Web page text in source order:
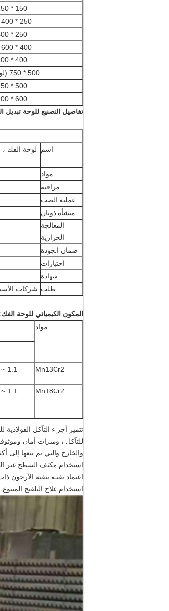
150 * 250 (لوحة ثابتة)
250 * 400 (لوح متأرجح)
250 * 400 (لوحة ثابتة)
400 * 600 (لوح متأرجح)
400 * 600 (لوحة ثابتة)
500 * 750 (لوحة متأرجحة)
500 * 750 (لوحة ثابتة)
600 * 900 (لوحة ثابتة)
تفاصيل التصنيع للوحة تبديل
اسم
لوحة الفك ،
مواد
مراقبة
عملية الصب
منشأة ذوبان
المعالجة
الحرارية
ضمان الجودة
اختبارات
شهادة
طلب شركات
المكون الكيميائي للوحة الفك:
مواد
Mn13Cr2
1.1 ~ 1.4
Mn18Cr2
1.1 ~ 1.4
للتآكل ، وميزات أمان
والخارج والتي تم بيعها إلى
استخدام مكثف السطح غير
اعتماد تقنية تنقية الأرجون
استخدام علاج التلقيح